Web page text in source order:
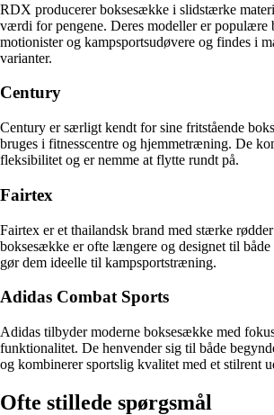
RDX producerer boksesække i slidstærke
værdi for pengene. Deres modeller er populære
motionister og kampsportsudøvere og findes i
varianter.
Century
Century er særligt kendt for sine fritstående
bruges i fitnesscentre og hjemmetræning. De
fleksibilitet og er nemme at flytte rundt på.
Fairtex
Fairtex er et thailandsk brand med stærke
boksesække er ofte længere og designet til
gør dem ideelle til kampsportstræning.
Adidas Combat Sports
Adidas tilbyder moderne boksesække med
funktionalitet. De henvender sig til både
og kombinerer sportslig kvalitet med et stilrent
Ofte stillede spørgsmål